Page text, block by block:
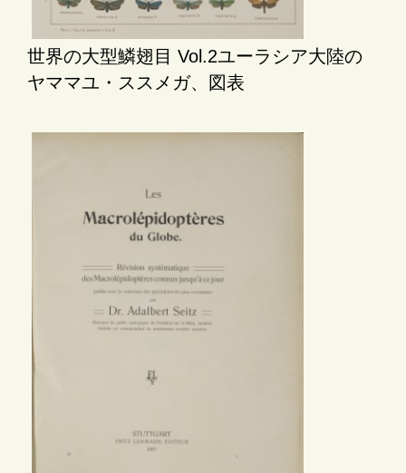
世界の大型鱗翅目 Vol.2ユーラシア大陸の
ヤママユ・ススメガ、図表